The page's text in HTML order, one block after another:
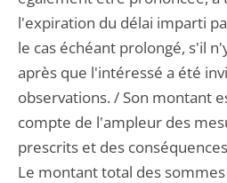
l'expiration du délai imparti
le cas échéant prolongé, s'il
après que l'intéressé a été
observations. / Son montant
compte de l'ampleur des
prescrits et des
Le montant total des